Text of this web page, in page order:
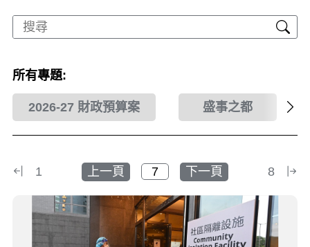
所有專題:
2026-27 財政預算案 盛事之都
1 上一頁 下一頁 8